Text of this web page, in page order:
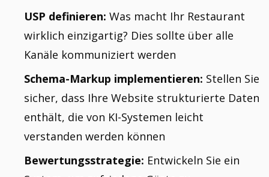
USP definieren: Was macht Ihr Restaurant
wirklich einzigartig? Dies sollte über alle
Kanäle kommuniziert werden
Schema-Markup implementieren: Stellen Sie
sicher, dass Ihre Website strukturierte Daten
enthält, die von KI-Systemen leicht
verstanden werden können
Bewertungsstrategie: Entwickeln Sie ein